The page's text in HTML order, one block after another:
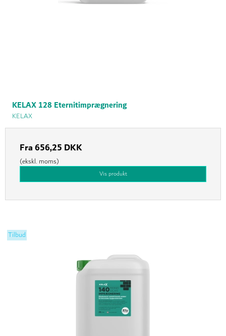
KELAX 128 Eternitimprægnering
KELAX
Fra656,25 DKK
(ekskl. moms)
Vis produkt
Tilbud